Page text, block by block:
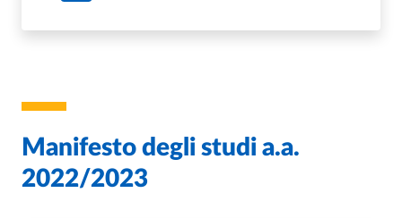
Manifesto degli studi a.a.
2022/2023